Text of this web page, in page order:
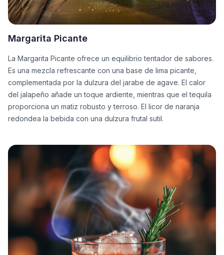
Margarita Picante
La Margarita Picante ofrece un equilibrio tentador de sabores.
Es una mezcla refrescante con una base de lima picante,
complementada por la dulzura del jarabe de agave. El calor
del jalapeño añade un toque ardiente, mientras que el tequila
proporciona un matiz robusto y terroso. El licor de naranja
redondea la bebida con una dulzura frutal sutil.